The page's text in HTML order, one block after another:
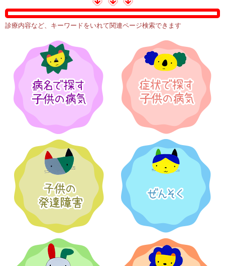
診療内容など、キーワードをいれて関連ページ検索できます